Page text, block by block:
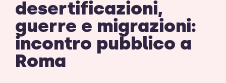
desertificazioni,
guerre e migrazioni:
incontro pubblico a
Roma